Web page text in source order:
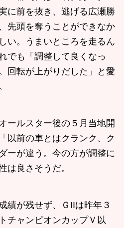
に前を抜き、逃げる広瀬勝
先頭を奪うことができなか
い。うまいところを走るん
でも「調整して良くなっ
回転が上がりだした」と愛
ールスター後の５月当地開
以前の車とはクランク、ク
ーが違う。今の方が調整に
は良さそうだ。
績が残せず、ＧIIは昨年３
チャンピオンカップＶ以